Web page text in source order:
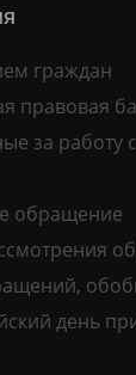
граждан
правовая
за
обращение
день